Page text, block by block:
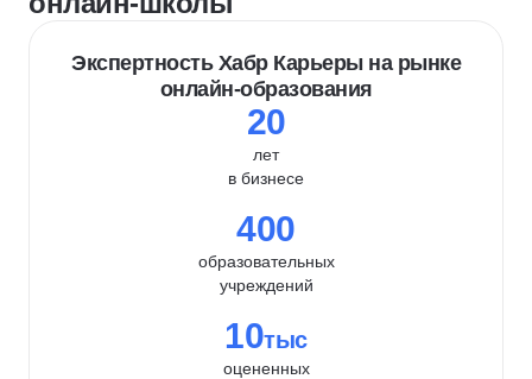
Экспертность Хабр Карьеры на рынке
онлайн-образования
20
лет
в бизнесе
400
образовательных
учреждений
10тыс
оцененных